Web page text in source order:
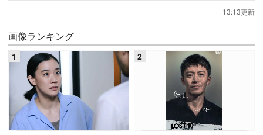
13:13更新
画像ランキング